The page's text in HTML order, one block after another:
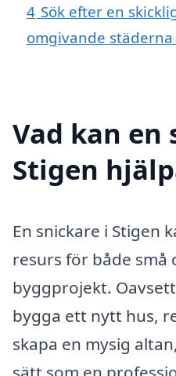
4 Sök efter en
omgivande städerna
Vad kan en
Stigen
En snickare i Stigen
resurs för både små
byggprojekt.
bygga ett nytt hus,
skapa en mysig